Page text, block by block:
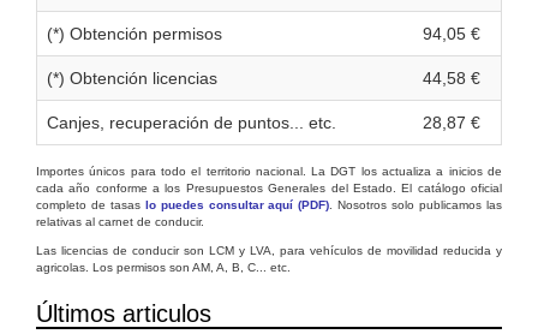
(*) Obtención permisos 94,05 €
(*) Obtención licencias 44,58 €
Canjes, recuperación de puntos... etc. 28,87 €
Importes únicos para todo el territorio nacional. La DGT los actualiza a inicios de
cada año conforme a los Presupuestos Generales del Estado. El catálogo oficial
completo de tasas lo puedes consultar aquí (PDF) . Nosotros solo publicamos las
relativas al carnet de conducir.
Las licencias de conducir son LCM y LVA, para vehículos de movilidad reducida y
agricolas. Los permisos son AM, A, B, C... etc.
Últimos articulos